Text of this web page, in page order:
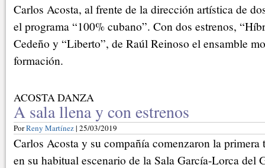
Carlos Acosta, al frente de la dirección artística de
el programa “100% cubano”. Con dos estrenos,
Cedeño y “Liberto”, de Raúl Reinoso el ensamble
formación.
ACOSTA DANZA
A sala llena y con estrenos
PorReny Martínez| 25/03/2019
Carlos Acosta y su compañía comenzaron la primera
en su habitual escenario de la Sala García-Lorca del